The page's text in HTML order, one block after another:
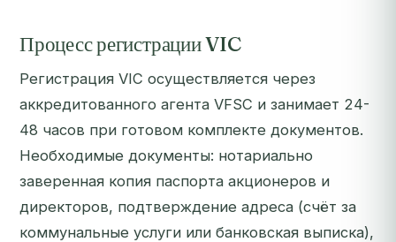
Процесс регистрации VIC
Регистрация VIC осуществляется через
аккредитованного агента VFSC и занимает 24-
48 часов при готовом комплекте документов.
Необходимые документы: нотариально
заверенная копия паспорта акционеров и
директоров, подтверждение адреса (счёт за
коммунальные услуги или банковская выписка),